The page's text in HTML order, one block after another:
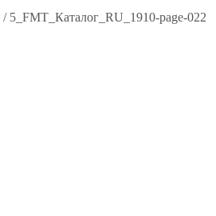
/ 5_FMT_Каталог_RU_1910-page-022